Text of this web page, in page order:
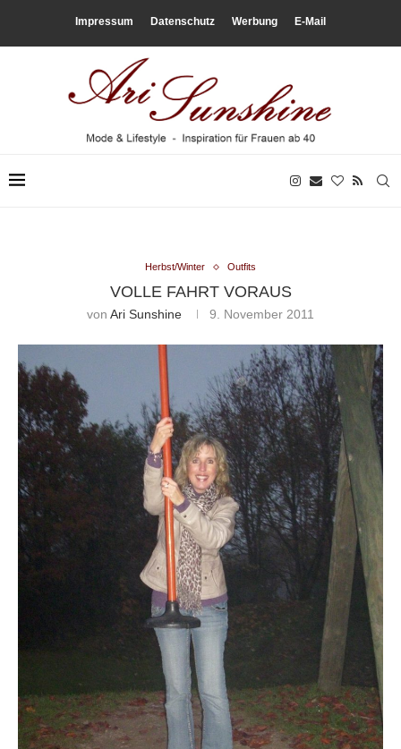
Impressum Datenschutz Werbung E-Mail
Herbst/Winter Outfits
VOLLE FAHRT VORAUS
von Ari Sunshine 9. November 2011